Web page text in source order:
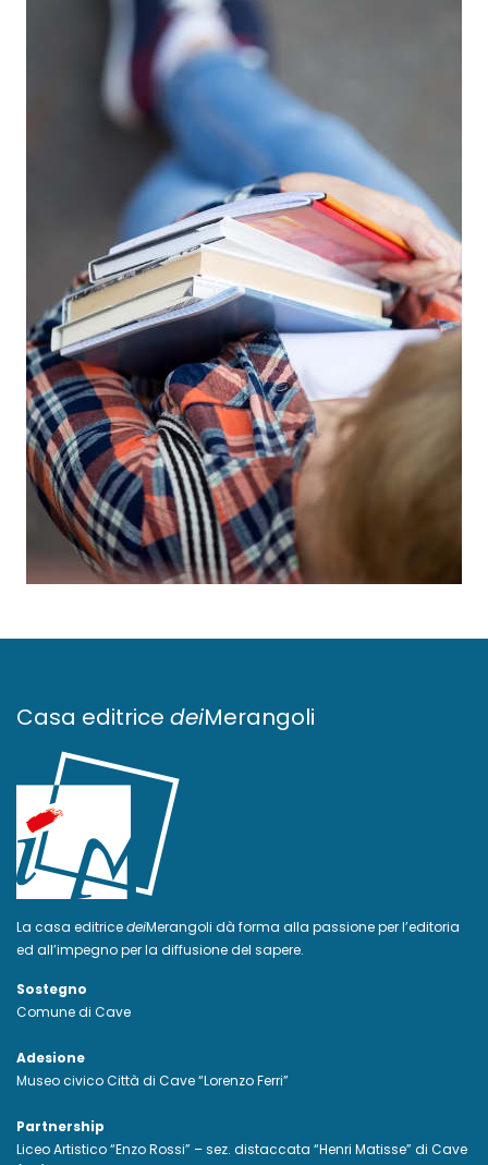
Casa editrice deiMerangoli
La casa editricedeiMerangoli dà forma alla passione per l’editoria
ed all’impegno per la diffusione del sapere.
Sostegno
Comune di Cave
Adesione
Museo civico Città di Cave “Lorenzo Ferri”
Partnership
Liceo Artistico “Enzo Rossi” – sez. distaccata “Henri Matisse” di Cave